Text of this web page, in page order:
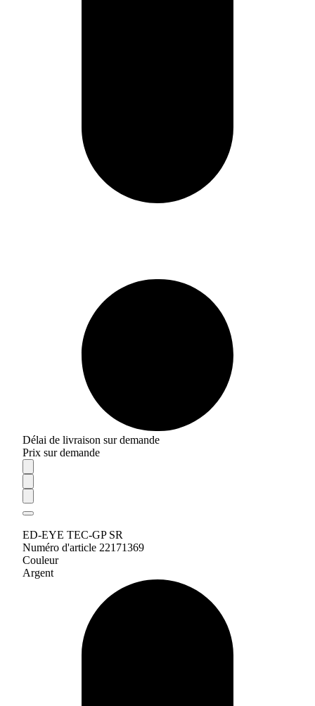
Délai de livraison sur demande
Prix sur demande
ED-EYE TEC-GP SR
Numéro d'article 22171369
Couleur
Argent